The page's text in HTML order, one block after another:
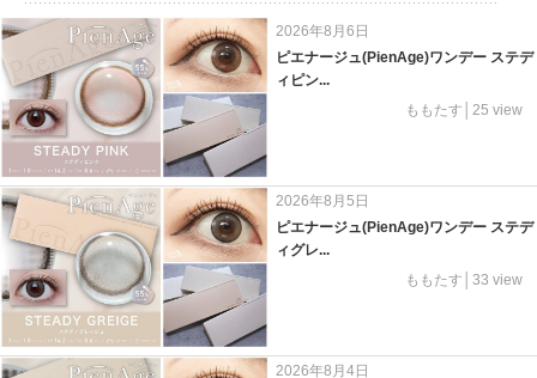
2026年8月6日
ピエナージュ(PienAge)ワンデー ステデ
ィピン...
ももたす│25 view
2026年8月5日
ピエナージュ(PienAge)ワンデー ステデ
ィグレ...
ももたす│33 view
2026年8月4日